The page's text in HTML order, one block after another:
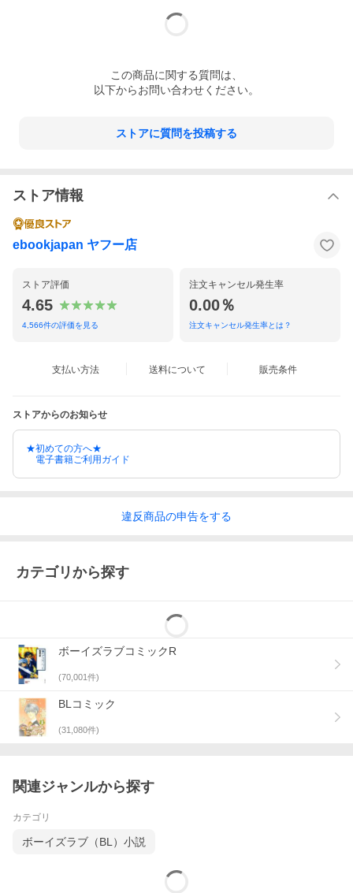
この商品に関する質問は、
以下からお問い合わせください。
ストアに質問を投稿する
ストア情報
ebookjapan ヤフー店
ストア評価
4.65
4,566件の評価を見る
注文キャンセル発生率
0.00％
注文キャンセル発生率とは？
支払い方法 送料について 販売条件
ストアからのお知らせ
★初めての方へ★
電子書籍ご利用ガイド
違反商品の申告をする
カテゴリから探す
ボーイズラブコミックR
(70,001 件)
BLコミック
(31,080件)
関連ジャンルから探す
カテゴリ
ボーイズラブ（BL）小説